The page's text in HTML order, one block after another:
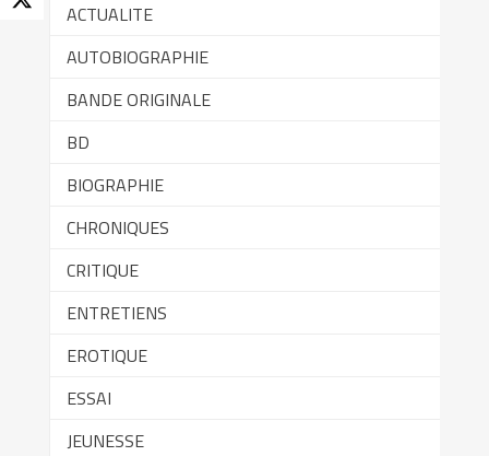
ACTUALITE
AUTOBIOGRAPHIE
BANDE ORIGINALE
BD
BIOGRAPHIE
CHRONIQUES
CRITIQUE
ENTRETIENS
EROTIQUE
ESSAI
JEUNESSE